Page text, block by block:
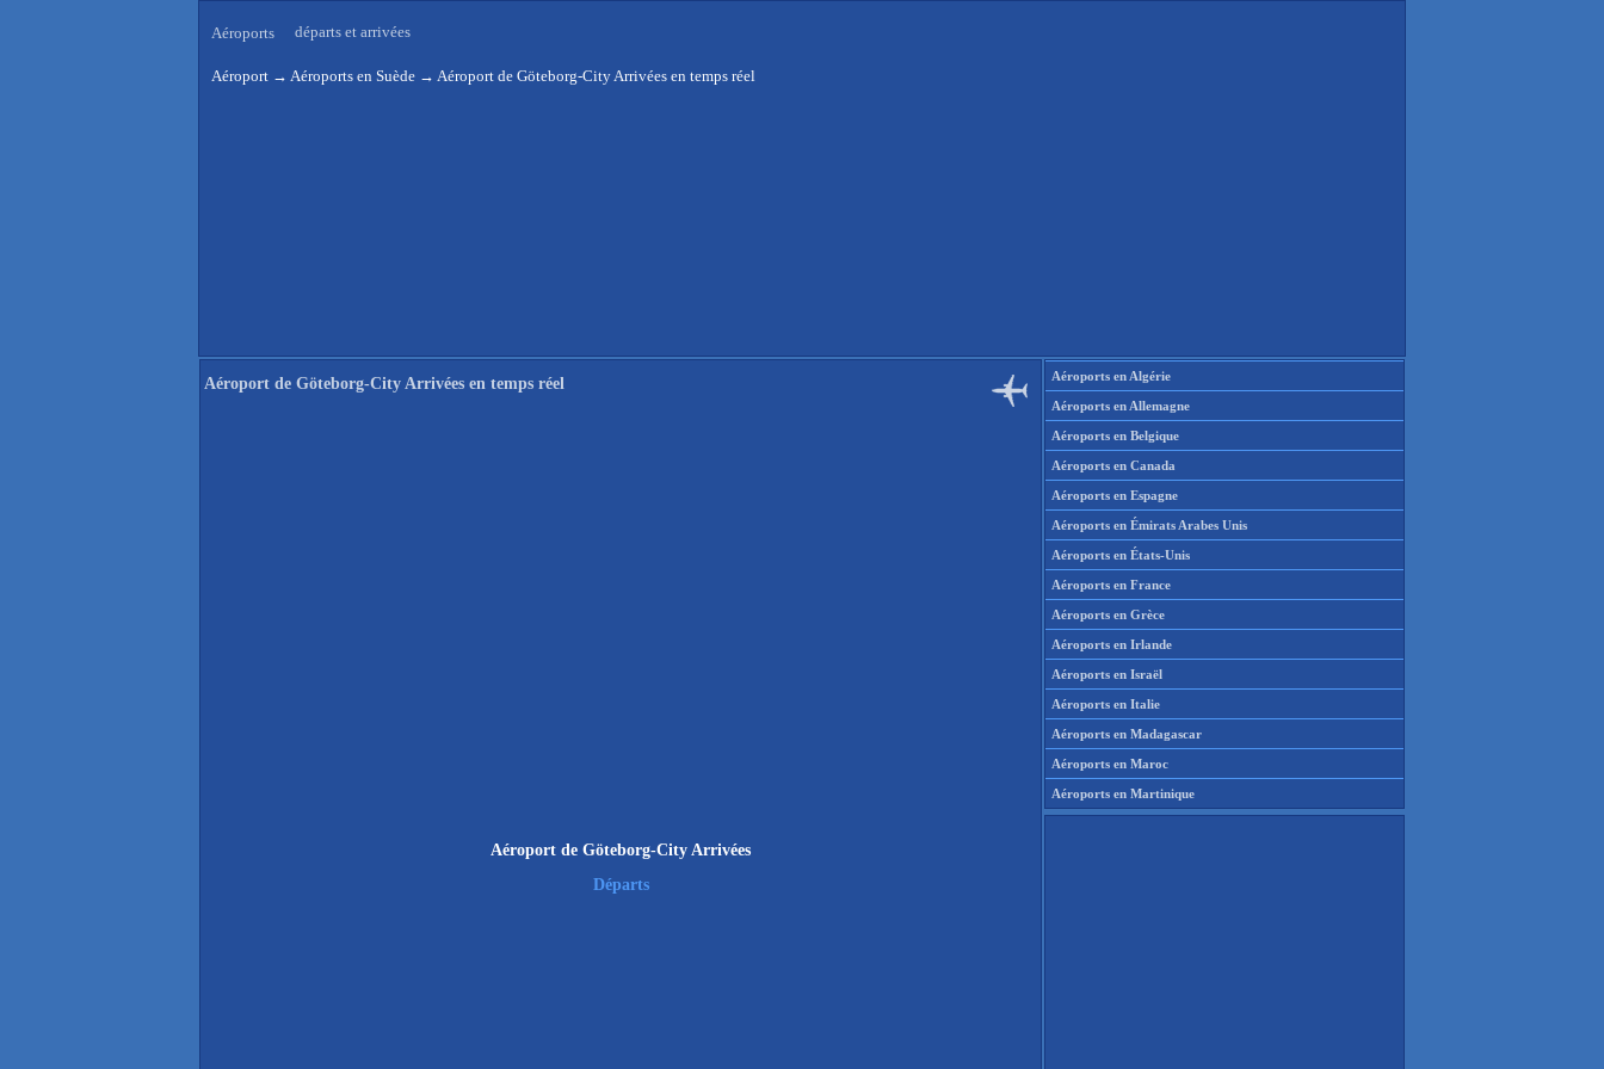
Aéroports départs et arrivées
Aéroport → Aéroports en Suède → Aéroport de Göteborg-City Arrivées en temps réel
Aéroport de Göteborg-City Arrivées en temps réel
Aéroport de Göteborg-City Arrivées
Départs
Aéroports en Algérie
Aéroports en Allemagne
Aéroports en Belgique
Aéroports en Canada
Aéroports en Espagne
Aéroports en Émirats Arabes Unis
Aéroports en États-Unis
Aéroports en France
Aéroports en Grèce
Aéroports en Irlande
Aéroports en Israël
Aéroports en Italie
Aéroports en Madagascar
Aéroports en Maroc
Aéroports en Martinique